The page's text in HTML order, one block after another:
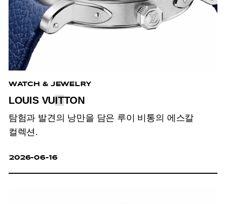
WATCH & JEWELRY
LOUIS VUITTON
탐험과 발견의 낭만을 담은 루이 비통의 에스칼
컬렉션.
2026-06-16